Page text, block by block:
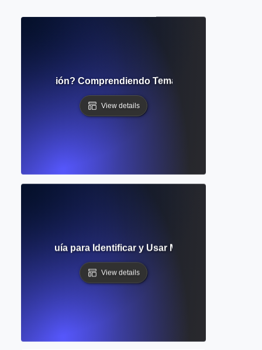
Investigación? Comprendiendo Temas Emergentes y
View details
Guía para Identificar y Usar Materiales de
View details